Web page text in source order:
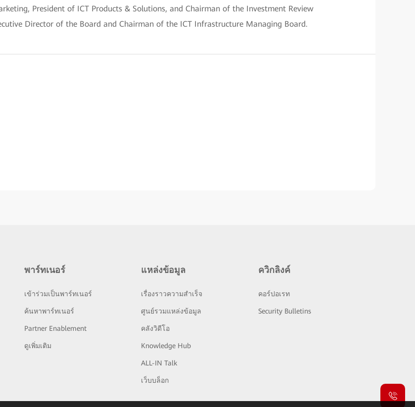
President of ICT Products & Solutions, and Chairman of the Investment Review
Director of the Board and Chairman of the ICT Infrastructure Managing Board.
พาร์ทเนอร์
เข้าร่วมเป็นพาร์ทเนอร์
ค้นหาพาร์ทเนอร์
Partner Enablement
ดูเพิ่มเติม
แหล่งข้อมูล
เรื่องราวความสำเร็จ
ศูนย์รวมแหล่งข้อมูล
คลังวิดีโอ
Knowledge Hub
ALL-IN Talk
เว็บบล็อก
ควิกลิงค์
คอร์ปอเรท
Security Bulletins